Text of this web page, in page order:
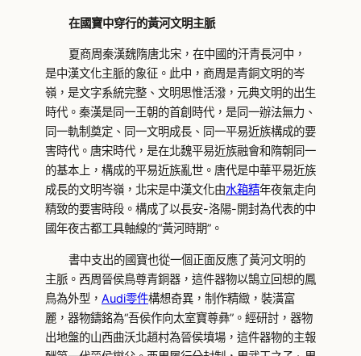
在國寶中穿行的黃河文明主脈
夏商周秦漢魏隋唐北宋，在中國的汗青長河中，
是中漢文化主脈的象征。此中，商周是青銅文明的岑
嶺，是文字系統完整、文明思惟活潑，元典文明的出生
時代。秦漢是同一王朝的首創時代，是同一辦法無力、
同一軌制奠定、同一文明成長、同一平易近族構成的要
害時代。唐宋時代，是在北魏平易近族融會和隋朝同一
的基本上，構成的平易近族亂世。唐代是中華平易近族
成長的文明岑嶺，北宋是中漢文化由水箱精年夜氣走向
精致的要害時段。構成了以長安-洛陽-開封為代表的中
國年夜古都工具軸線的“黃河時期”。
書中支出的國寶也從一個正面反應了黃河文明的
主脈。西周晉侯鳥尊青銅器，這件器物以鵠立回想的鳳
鳥為外型， Audi零件構想奇異，制作精緻，裝潢富
麗，器物鑄銘為“吾侯作向太室寶尊彝”。經研討，器物
出地盤的山西曲沃北趙村為晉侯墳場，這件器物的主報